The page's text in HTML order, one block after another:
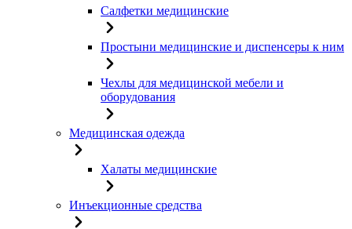
Салфетки медицинские
Простыни медицинские и диспенсеры к ним
Чехлы для медицинской мебели и
оборудования
Медицинская одежда
Халаты медицинские
Инъекционные средства